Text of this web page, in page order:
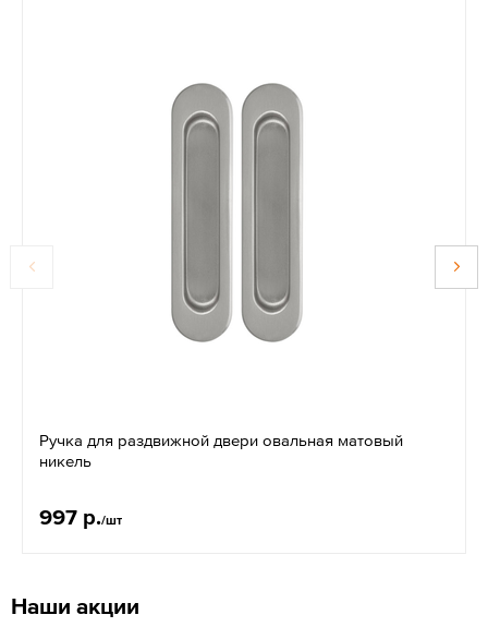
Ручка для раздвижной двери овальная матовый
никель
997 р./шт
Наши акции